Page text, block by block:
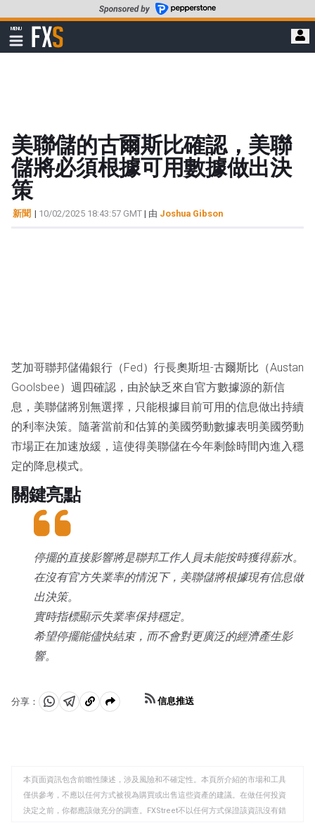
至
要
MENU
顯
示
FXStreet
美聯儲的古爾斯比確認，美聯
儲將必須根據可用數據做出決
策
新聞 | 10/02/2025 18:43:57 GMT | 由 Joshua Gibson
芝加哥聯邦儲備銀行（Fed）行長奧斯坦-古爾斯比（Austan
Goolsbee）週四確認，由於缺乏來自官方數據源的新信
息，美聯儲將別無選擇，只能根據目前可用的信息做出持續
的利率決策。隨著當前和估算的美國勞動數據表明美國勞動
市場正在加速放緩，這使得美聯儲在今年剩餘時間內進入穩
定的降息模式。
關鍵亮點
停擺的直接影響將是聯邦工作人員未能按時獲得薪水。
在沒有官方失業率的情況下，美聯儲將根據現有信息做
出決策。
實時指標顯示失業率保持穩定。
希望停擺能儘快結束，而不會對更廣泛的經濟產生影
響。
分享：
分 分 複
板
信息推送
本頁面資訊包含前瞻性陳述，涉及風險和不確定性。本頁所介紹的市場和工具
僅供參考，不應以任何方式被視為購買或出售這些資產的建議。在做任何投資
決定之前，你都應該做充分的調查。FXStreet不以任何方式保證該資訊沒有錯